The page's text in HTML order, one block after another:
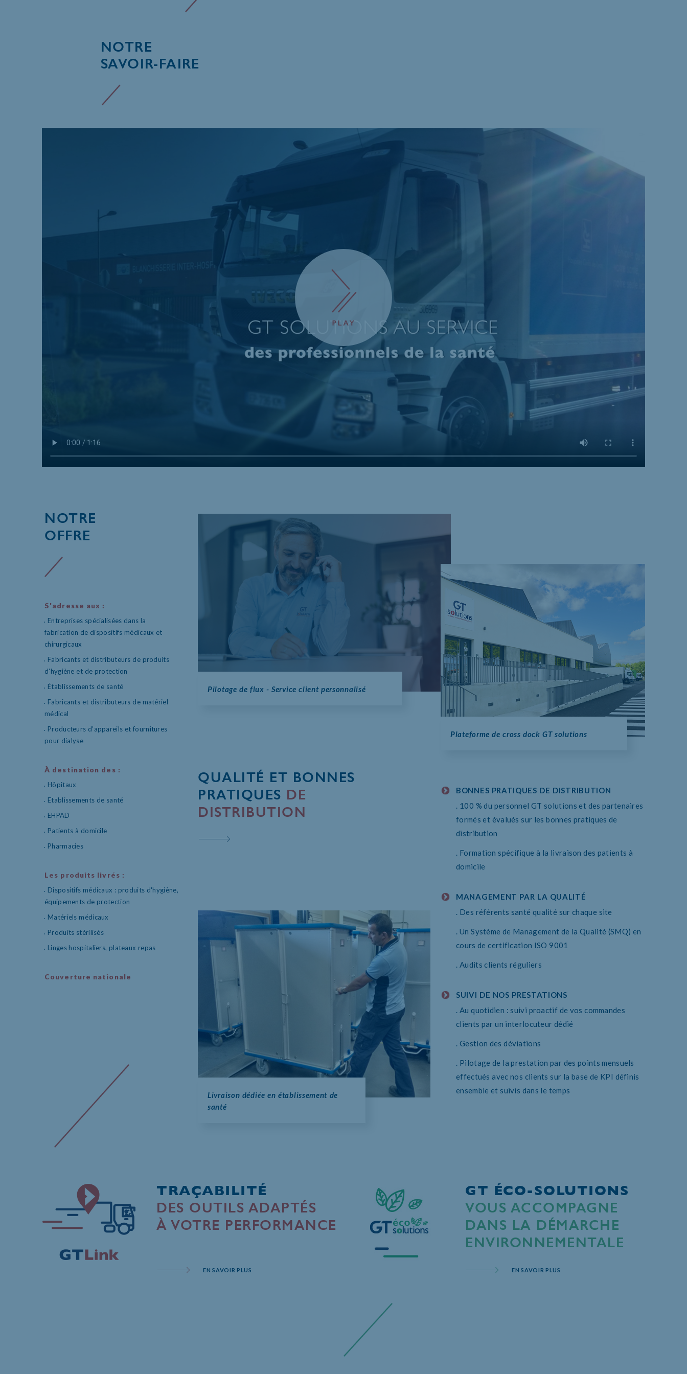
NOTRE
SAVOIR-FAIRE
NOTRE
OFFRE
S'adresse aux :
Entreprises spécialisées dans la
fabrication de dispositifs médicaux et
chirurgicaux
Fabricants et distributeurs de produits
d'hygiène et de protection
Établissements de santé
Fabricants et distributeurs de matériel
médical
Producteurs d’appareils et fournitures
pour dialyse
À destination des :
Hôpitaux
Etablissements de santé
EHPAD
Patients à domicile
Pharmacies
Les produits livrés :
Dispositifs médicaux : produits d'hygiène,
équipements de protection
Matériels médicaux
Produits stérilisés
Linges hospitaliers, plateaux repas
Couverture nationale
Pilotage de flux - Service client personnalisé
QUALITÉ ET BONNES
PRATIQUES DE
DISTRIBUTION
Livraison dédiée en établissement de
santé
Plateforme de cross dock GT solutions
BONNES PRATIQUES DE DISTRIBUTION
100 % du personnel GT solutions et des partenaires
formés et évalués sur les bonnes pratiques de
distribution
Formation spécifique à la livraison des patients à
domicile
MANAGEMENT PAR LA QUALITÉ
Des référents santé qualité sur chaque site
Un Système de Management de la Qualité (SMQ) en
cours de certification ISO 9001
Audits clients réguliers
SUIVI DE NOS PRESTATIONS
Au quotidien : suivi proactif de vos commandes
clients par un interlocuteur dédié
Gestion des déviations
Pilotage de la prestation par des points mensuels
effectués avec nos clients sur la base de KPI définis
ensemble et suivis dans le temps
TRAÇABILITÉ
DES OUTILS ADAPTÉS
À VOTRE PERFORMANCE
EN SAVOIR PLUS
GT ÉCO-SOLUTIONS
VOUS ACCOMPAGNE
DANS LA DÉMARCHE
ENVIRONNEMENTALE
EN SAVOIR PLUS